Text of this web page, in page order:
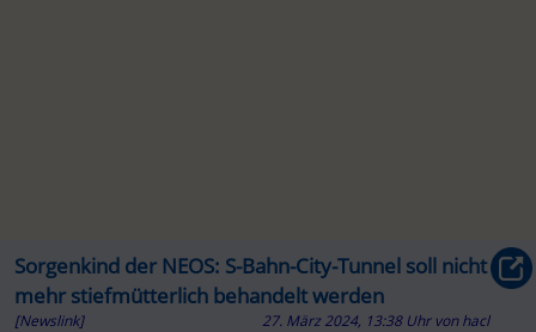
Sorgenkind der NEOS: S-Bahn-City-Tunnel soll nicht
mehr stiefmütterlich behandelt werden
[Newslink] 27. März 2024, 13:38 Uhr vonhacl